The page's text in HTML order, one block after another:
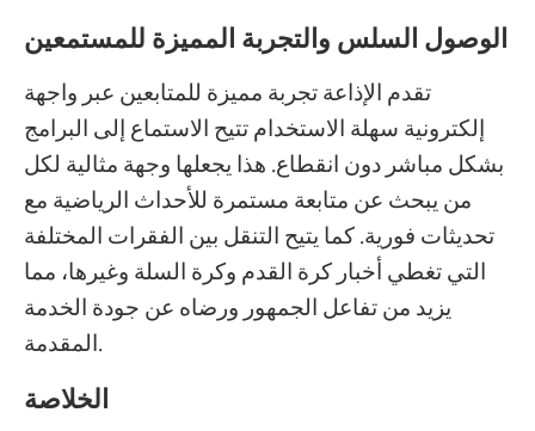
الوصول السلس والتجربة المميزة للمستمعين
تقدم الإذاعة تجربة مميزة للمتابعين عبر واجهة
إلكترونية سهلة الاستخدام تتيح الاستماع إلى البرامج
بشكل مباشر دون انقطاع. هذا يجعلها وجهة مثالية لكل
من يبحث عن متابعة مستمرة للأحداث الرياضية مع
تحديثات فورية. كما يتيح التنقل بين الفقرات المختلفة
التي تغطي أخبار كرة القدم وكرة السلة وغيرها، مما
يزيد من تفاعل الجمهور ورضاه عن جودة الخدمة
المقدمة.
الخلاصة